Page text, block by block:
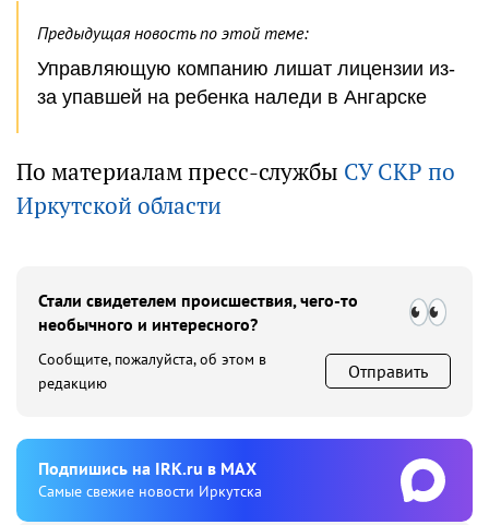
Предыдущая новость по этой теме:
Управляющую компанию лишат лицензии из-
за упавшей на ребенка наледи в Ангарске
По материалам пресс-службы СУ СКР по
Иркутской области
Стали свидетелем происшествия, чего-то
необычного и интересного?
Сообщите, пожалуйста, об этом в
редакцию
Отправить
Подпишиcь на IRK.ru в MAX
Cамые свежие новости Иркутска